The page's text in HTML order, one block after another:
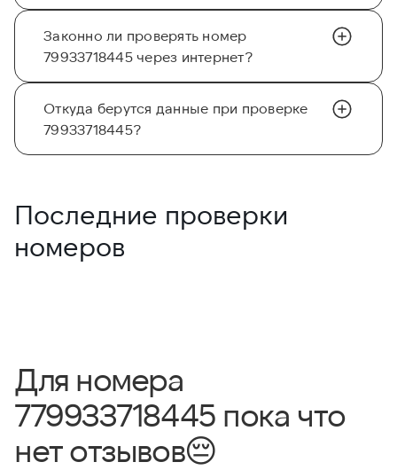
Законно ли проверять номер
79933718445 через интернет?
Откуда берутся данные при проверке
79933718445?
Последние проверки
номеров
Для номера
779933718445 пока что
нет отзывов😔